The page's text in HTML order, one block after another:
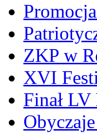
ZKP w
XVI
Finał